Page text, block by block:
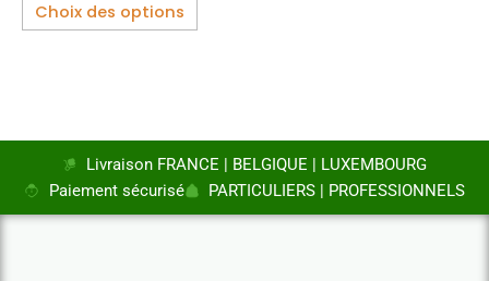
Choix des options
Livraison FRANCE | BELGIQUE | LUXEMBOURG
Paiement sécurisé
PARTICULIERS | PROFESSIONNELS